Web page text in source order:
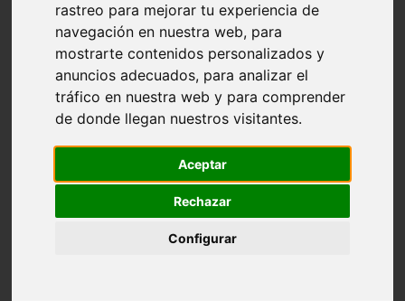
rastreo para mejorar tu experiencia de
navegación en nuestra web, para
mostrarte contenidos personalizados y
anuncios adecuados, para analizar el
tráfico en nuestra web y para comprender
de donde llegan nuestros visitantes.
Aceptar
Rechazar
Configurar
Huesca - alquézar
Huesca - castejón-de-sos
Lleida - alt-àneu
Córdoba - almedinilla
Navarra - zangoza
Cantabria - arenas-de-iguña
Barcelona - la-pobla-de-lillet
Murcia - cartagena
Madrid - nuevo-baztán